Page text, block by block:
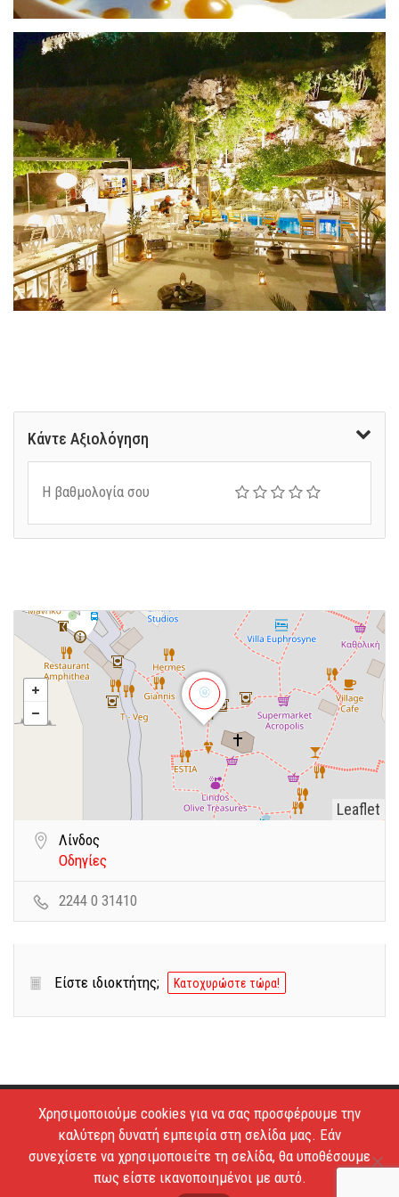
Κάντε Αξιολόγηση
Η βαθμολογία σου
Leaflet
Λίνδος
Οδηγίες
2244 0 31410
Είστε ιδιοκτήτης; Κατοχυρώστε τώρα!
Copyright © 2026 - Estiatoria. All Rights Reserved.
Απαγορεύεται το κατέβασμα των φωτογραφιών και η
αντιγραφή των κειμένων.
Χρησιμοποιούμε cookies για να σας προσφέρουμε την
καλύτερη δυνατή εμπειρία στη σελίδα μας. Εάν
συνεχίσετε να χρησιμοποιείτε τη σελίδα, θα υποθέσουμε
πως είστε ικανοποιημένοι με αυτό.